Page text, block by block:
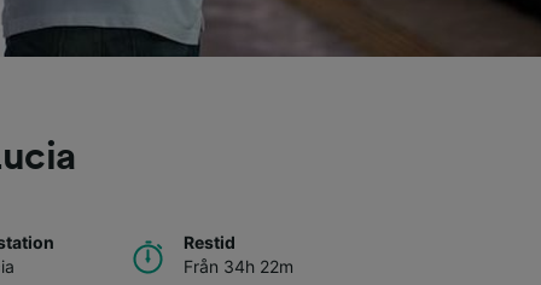
Restid
Från 34h 22m